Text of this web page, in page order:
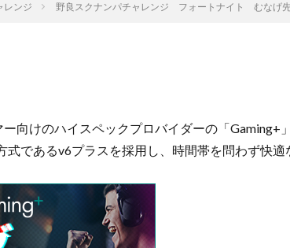
レンジ 野良スクナンパチャレンジ フォートナイト むな
向けのハイスペックプロバイダーの「Gaming+
式であるv6プラスを採用し、時間帯を問わず快適